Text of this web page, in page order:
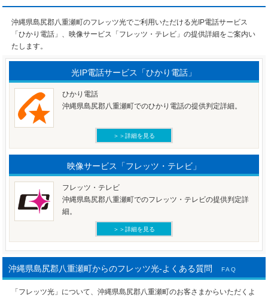
沖縄県島尻郡八重瀬町のフレッツ光でご利用いただける光IP電話サービス
「ひかり電話」、映像サービス「フレッツ・テレビ」の提供詳細をご案内い
たします。
光IP電話サービス「ひかり電話」
ひかり電話
沖縄県島尻郡八重瀬町でのひかり電話の提供判定詳細。
＞＞詳細を見る
映像サービス「フレッツ・テレビ」
フレッツ・テレビ
沖縄県島尻郡八重瀬町でのフレッツ・テレビの提供判定詳
細。
＞＞詳細を見る
沖縄県島尻郡八重瀬町からのフレッツ光-よくある質問 FAQ
「フレッツ光」について、沖縄県島尻郡八重瀬町のお客さまからいただくよ